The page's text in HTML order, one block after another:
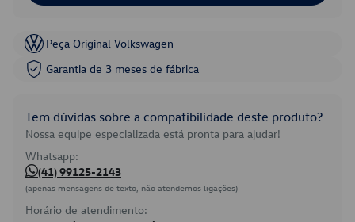
Peça Original Volkswagen
Garantia de 3 meses de fábrica
Tem dúvidas sobre a compatibilidade deste produto?
Nossa equipe especializada está pronta para ajudar!
Whatsapp:
(41) 99125-2143
(apenas mensagens de texto, não atendemos ligações)
Horário de atendimento: